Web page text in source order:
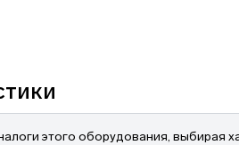
этого оборудования, выбирая